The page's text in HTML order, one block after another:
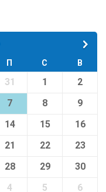
П С В
31 1
2
7 8
9
14 15
16
21 22
23
28 29
30
4 5 6